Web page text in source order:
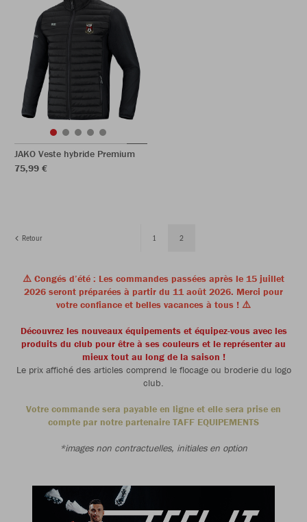
JAKO Veste hybride Premium
75,99 €
Retour 1 2
⚠️ Congés d’été : Les commandes passées après le 15 juillet
2026 seront préparées à partir du 11 août 2026. Merci pour
votre confiance et belles vacances à tous ! ⚠️
Découvrez les nouveaux équipements et équipez-vous avec les
produits du club pour être à ses couleurs et le représenter au
mieux tout au long de la saison !
Le prix affiché des articles comprend le flocage ou broderie du logo
club.
Votre commande sera payable en ligne et elle sera prise en
compte par notre partenaire TAFF EQUIPEMENTS
*images non contractuelles, initiales en option